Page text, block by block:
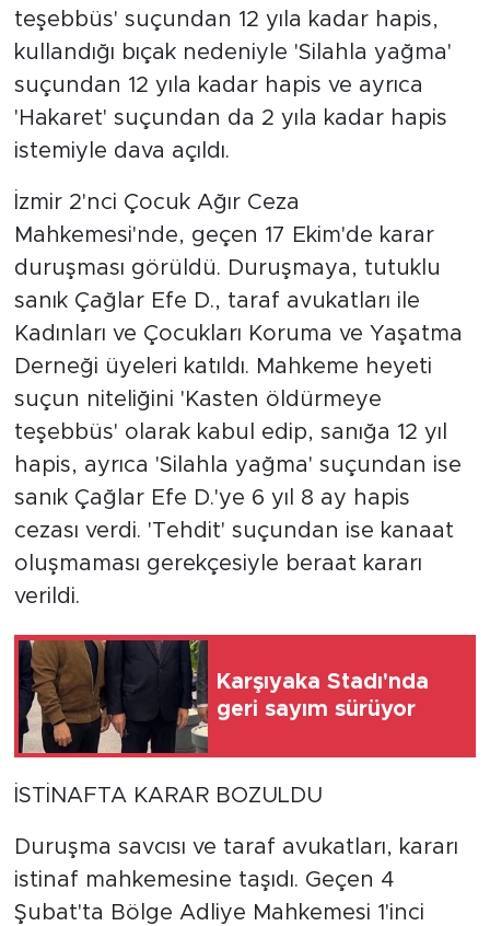
teşebbüs' suçundan 12 yıla kadar hapis,
kullandığı bıçak nedeniyle 'Silahla yağma'
suçundan 12 yıla kadar hapis ve ayrıca
'Hakaret' suçundan da 2 yıla kadar hapis
istemiyle dava açıldı.
İzmir 2'nci Çocuk Ağır Ceza
Mahkemesi'nde, geçen 17 Ekim'de karar
duruşması görüldü. Duruşmaya, tutuklu
sanık Çağlar Efe D., taraf avukatları ile
Kadınları ve Çocukları Koruma ve Yaşatma
Derneği üyeleri katıldı. Mahkeme heyeti
suçun niteliğini 'Kasten öldürmeye
teşebbüs' olarak kabul edip, sanığa 12 yıl
hapis, ayrıca 'Silahla yağma' suçundan ise
sanık Çağlar Efe D.'ye 6 yıl 8 ay hapis
cezası verdi. 'Tehdit' suçundan ise kanaat
oluşmaması gerekçesiyle beraat kararı
verildi.
Karşıyaka Stadı'nda
geri sayım sürüyor
İSTİNAFTA KARAR BOZULDU
Duruşma savcısı ve taraf avukatları, kararı
istinaf mahkemesine taşıdı. Geçen 4
Şubat'ta Bölge Adliye Mahkemesi 1'inci